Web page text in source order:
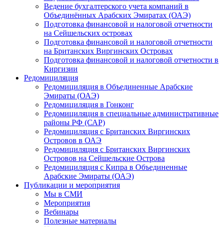
Ведение бухгалтерского учета компаний в
Объединённых Арабских Эмиратах (ОАЭ)
Подготовка финансовой и налоговой отчетности
на Сейшельских островах
Подготовка финансовой и налоговой отчетности
на Британских Виргинских Островах
Подготовка финансовой и налоговой отчетности в
Киргизии
Редомициляция
Редомициляция в Объединенные Арабские
Эмираты (ОАЭ)
Редомициляция в Гонконг
Редомициляция в специальные административные
районы РФ (САР)
Редомициляция с Британских Виргинских
Островов в ОАЭ
Редомициляция с Британских Виргинских
Островов на Сейшельские Острова
Редомициляция с Кипра в Объединенные
Арабские Эмираты (ОАЭ)
Публикации и мероприятия
Мы в СМИ
Мероприятия
Вебинары
Полезные материалы